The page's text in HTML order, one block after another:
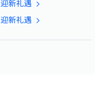
新礼遇
新礼遇